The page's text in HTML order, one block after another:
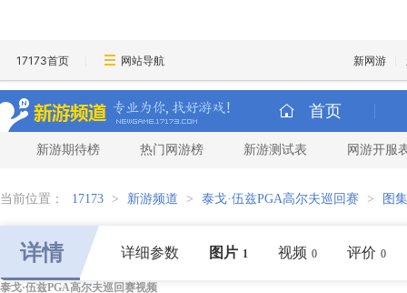
17173首页 网站导航 新网游
首页
新游期待榜 热门网游榜 新游测试表 网游开服
当前位置： 17173 > 新游频道 > 泰戈·伍兹PGA高尔夫巡回赛 > 图
详情 详细参数 图片 1 视频 0 评价 0
泰戈·伍兹PGA高尔夫巡回赛视频